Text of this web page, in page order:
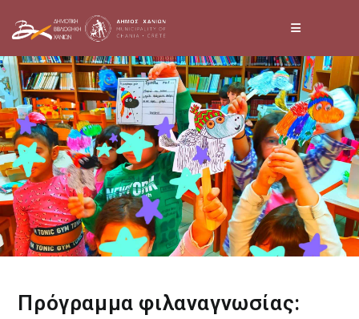
to
content
Πρόγραμμα φιλαναγνωσίας: